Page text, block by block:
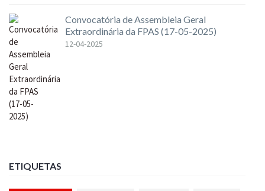
Convocatória de Assembleia Geral
Extraordinária da FPAS (17-05-2025)
12-04-2025
ETIQUETAS